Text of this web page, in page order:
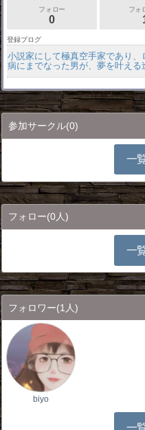
フォロー
0
フォ
登録ブログ
小説家にして極真空手家であり
病にまでなった男が、夢を叶える
参加サークル(0)
一
フォロー(0人)
一
フォロワー(1人)
biyo
一